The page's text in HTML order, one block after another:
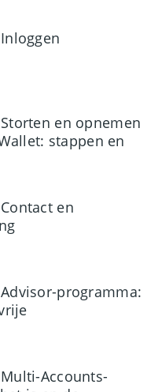
en opnemen
stappen en
en
programma:
Accounts-